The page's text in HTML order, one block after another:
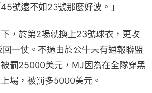
號遠不如23號那麼好波。」
，於第2場就換上23號球衣，更攻
一仗。不過由於公牛未有通報聯盟
罰25000美元，MJ因為在全隊穿黑
場，被罰多5000美元。